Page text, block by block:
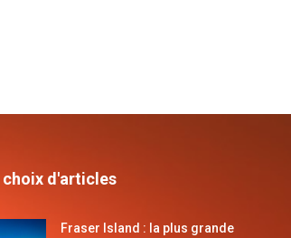
d'articles
Fraser Island : la plus grande